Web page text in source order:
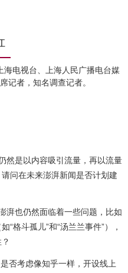
海电视台、上海人民广播电台媒
记者，知名调查记者。
然是以内容吸引流量，再以流量
问在未来澎湃新闻是否计划建
湃也仍然面临着一些问题，比如
“格斗孤儿”和“汤兰兰事件”），
否考虑像知乎一样，开设线上